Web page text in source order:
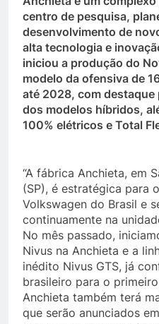
centro de pesquisa,
desenvolvimento de
alta tecnologia e
iniciou a produção do
modelo da ofensiva de
até 2028, com destaque
dos modelos híbridos,
100% elétricos e Total
“A fábrica Anchieta, em
(SP), é estratégica para
Volkswagen do Brasil e
continuamente na
No mês passado,
Nivus na Anchieta e a
inédito Nivus GTS, já
brasileiro para o
Anchieta também terá
que serão anunciados